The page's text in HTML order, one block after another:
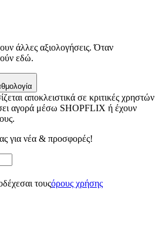
άλλες αξιολογήσεις. Όταν
εδώ.
αποκλειστικά σε κριτικές χρηστών
αγορά μέσω SHOPFLIX ή έχουν
για νέα & προσφορές!
τουςόρους χρήσης